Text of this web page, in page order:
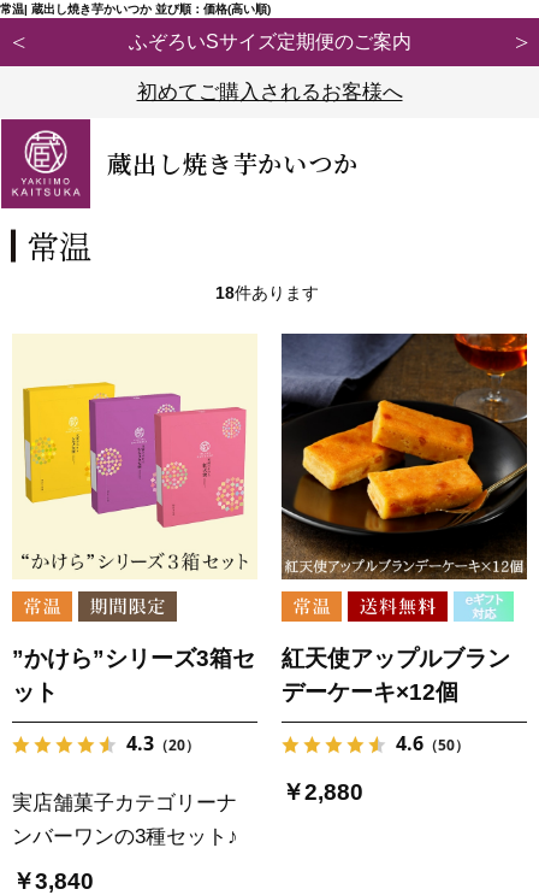
常温| 蔵出し焼き芋かいつか 並び順：価格(高い順)
【重要】弊社ブランド「紅天使※」の模倣品にご注意ください
初めてご購入されるお客様へ
蔵出し焼き芋かいつか
常温
18件あります
”かけら”シリーズ3箱セ
ット
4.3 （20）
実店舗菓子カテゴリーナ
ンバーワンの3種セット♪
￥3,840
紅天使アップルブラン
デーケーキ×12個
4.6 （50）
￥2,880